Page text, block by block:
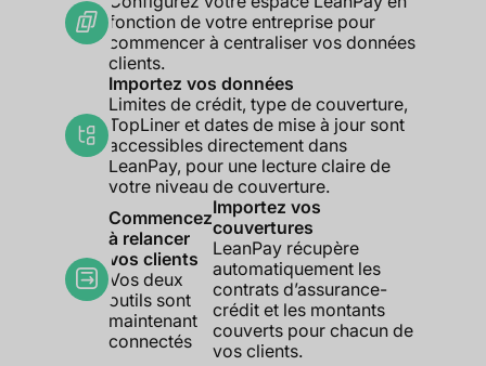
fonction de votre entreprise pour
commencer à centraliser vos données
clients.
Importez vos données
Limites de crédit, type de couverture,
TopLiner et dates de mise à jour sont
accessibles directement dans
LeanPay, pour une lecture claire de
votre niveau de couverture.
Commencez
à relancer
vos clients
Vos deux
outils sont
maintenant
connectés
Importez vos
couvertures
LeanPay récupère
automatiquement les
contrats d’assurance-
crédit et les montants
couverts pour chacun de
vos clients.